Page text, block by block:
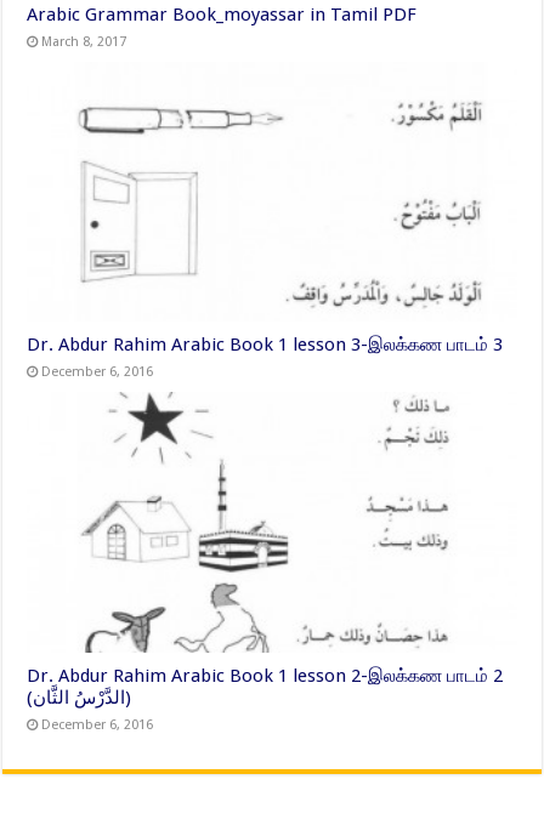
Arabic Grammar Book_moyassar in Tamil PDF
March 8, 2017
Dr. Abdur Rahim Arabic Book 1 lesson 3-இலக்கண பாடம் 3
December 6, 2016
Dr. Abdur Rahim Arabic Book 1 lesson 2-இலக்கண பாடம் 2
(الدَّرْسُ الثَّان)
December 6, 2016